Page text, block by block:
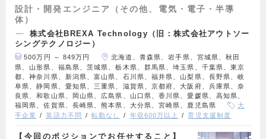
設計・開発エンジニア（その他、電気・電子・半導
体）
株式会社BREXA Technology（旧：株式会社アウトソー
シングテクノロジー）
500万円 ～ 849万円
北海道、青森県、岩手県、宮城県、秋田
県、山形県、福島県、茨城県、栃木県、群馬県、埼玉県、千葉県、東京
都、神奈川県、新潟県、富山県、石川県、福井県、山梨県、長野県、岐
阜県、静岡県、愛知県、三重県、滋賀県、京都府、大阪府、兵庫県、奈
良県、和歌山県、岡山県、広島県、山口県、香川県、愛媛県、高知県、
福岡県、佐賀県、長崎県、熊本県、大分県、宮崎県、鹿児島県
大
手企業
英語力不問 転勤なし 年収600万以上 育児支援制度
【今回のポジションでお任せすること】